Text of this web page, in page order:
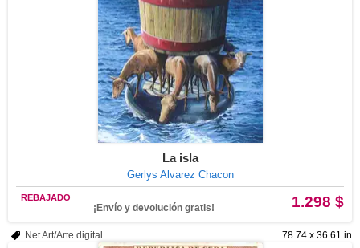
La isla
Gerlys Alvarez Chacon
1.298 $
REBAJADO
¡Envío y devolución gratis!
78.74 x 36.61 in
Net Art/Arte digital